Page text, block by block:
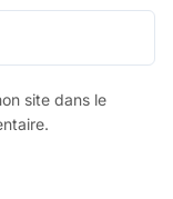
site dans le